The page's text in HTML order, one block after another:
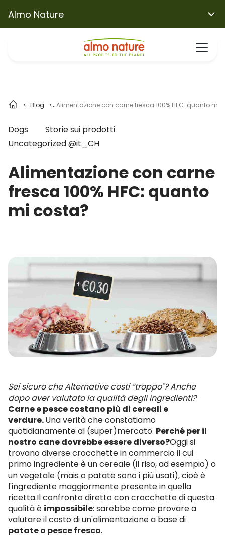
Almo Nature
Blog Alimentazione con carne fresca 100% HFC: quanto mi
Dogs
Storie sui prodotti
Uncategorized @it_CH
Alimentazione con carne
fresca 100% HFC: quanto
mi costa?
Sei sicuro che Alternative costi “troppo"? Anche
dopo aver valutato la qualità degli ingredienti?
Carne e pesce costano più di cereali e
verdure.Una verità che constatiamo
quotidianamente al (super)mercato. Perché per il
nostro cane dovrebbe essere diverso?Oggi si
trovano diverse crocchette in commercio il cui
primo ingrediente è un cereale (il riso, ad esempio) o
un vegetale (mais o patate sono i più usati), cioè è
l'ingrediente maggiormente presente in quella
ricetta.Il confronto diretto con crocchette di questa
qualità è impossibile: sarebbe come provare a
valutare il costo di un'alimentazione a base di
patate o pesce fresco.